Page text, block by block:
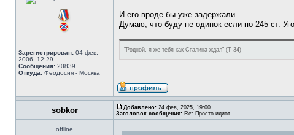
Зарегистрирован: 04 фев,
2006, 12:29
Сообщения: 20839
Откуда: Феодосия - Москва
И его вроде бы уже задержали.
Думаю, что буду не одинок если по 245 ст.
"Родной, я же тебя как Сталина ждал" (Т-34)
sobkor Добавлено: 24 фев, 2025, 19:00
Заголовок сообщения: Re: Просто идиот.
offline